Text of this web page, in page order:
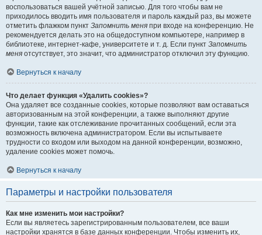
воспользоваться вашей учётной записью. Для того чтобы вам не
приходилось вводить имя пользователя и пароль каждый раз, вы можете
отметить флажком пункт Запомнить меня при входе на конференцию. Не
рекомендуется делать это на общедоступном компьютере, например в
библиотеке, интернет-кафе, университете и т. д. Если пункт Запомнить
меня отсутствует, это значит, что администратор отключил эту функцию.
Вернуться к началу
Что делает функция «Удалить cookies»?
Она удаляет все созданные cookies, которые позволяют вам оставаться
авторизованным на этой конференции, а также выполняют другие
функции, такие как отслеживание прочитанных сообщений, если эта
возможность включена администратором. Если вы испытываете
трудности со входом или выходом на данной конференции, возможно,
удаление cookies может помочь.
Вернуться к началу
Параметры и настройки пользователя
Как мне изменить мои настройки?
Если вы являетесь зарегистрированным пользователем, все ваши
настройки хранятся в базе данных конференции. Чтобы изменить их,